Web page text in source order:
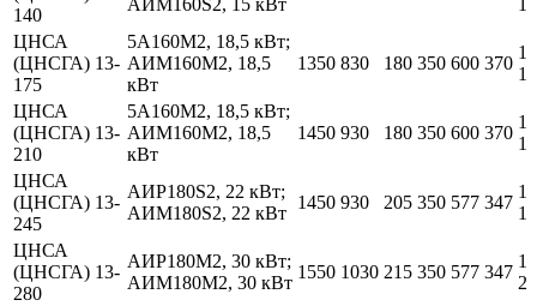
140
АИМ160S2, 15 кВт
ЦНСА
(ЦНСГА) 13-
175
5А160М2, 18,5 кВт;
АИМ160М2, 18,5
кВт
1350 830 180 350 600 370
ЦНСА
(ЦНСГА) 13-
210
5А160М2, 18,5 кВт;
АИМ160М2, 18,5
кВт
1450 930 180 350 600 370
ЦНСА
(ЦНСГА) 13-
245
АИР180S2, 22 кВт;
АИМ180S2, 22 кВт
1450 930 205 350 577 347
ЦНСА
(ЦНСГА) 13-
280
АИР180М2, 30 кВт;
АИМ180М2, 30 кВт
1550 1030 215 350 577 347